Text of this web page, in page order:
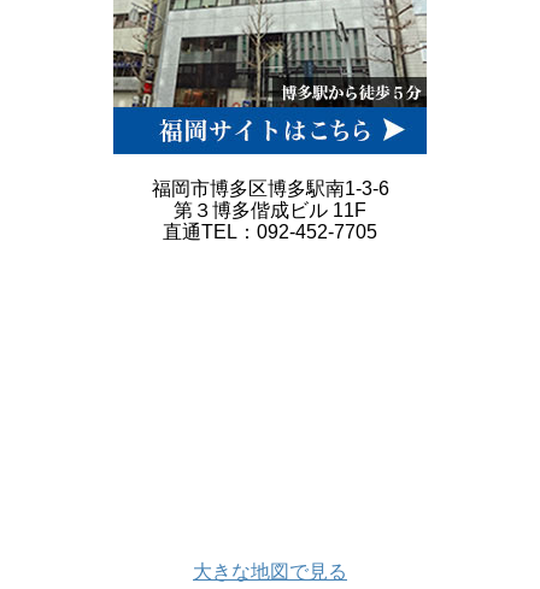
福岡市博多区博多駅南1-3-6
第３博多偕成ビル 11F
直通TEL：092-452-7705
大きな地図で見る